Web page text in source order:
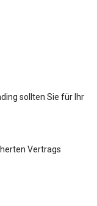
sollten Sie für Ihr
Vertrags